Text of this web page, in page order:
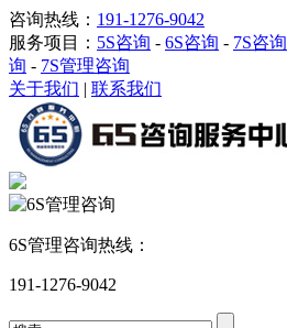
咨询热线： 191-1276-9042
服务项目： 5S咨询 - 6S咨询 - 7S咨询
询 - 7S管理咨询
关于我们 | 联系我们
6S管理咨询热线：
191-1276-9042